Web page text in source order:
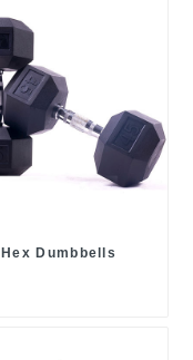
Hex Dumbbells